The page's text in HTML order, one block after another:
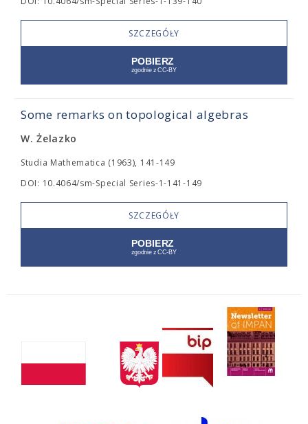
SZCZEGÓŁY
Some remarks on topological algebras
W. Żelazko
Studia Mathematica (1963), 141-149
DOI: 10.4064/sm-Special Series-1-141-149
SZCZEGÓŁY